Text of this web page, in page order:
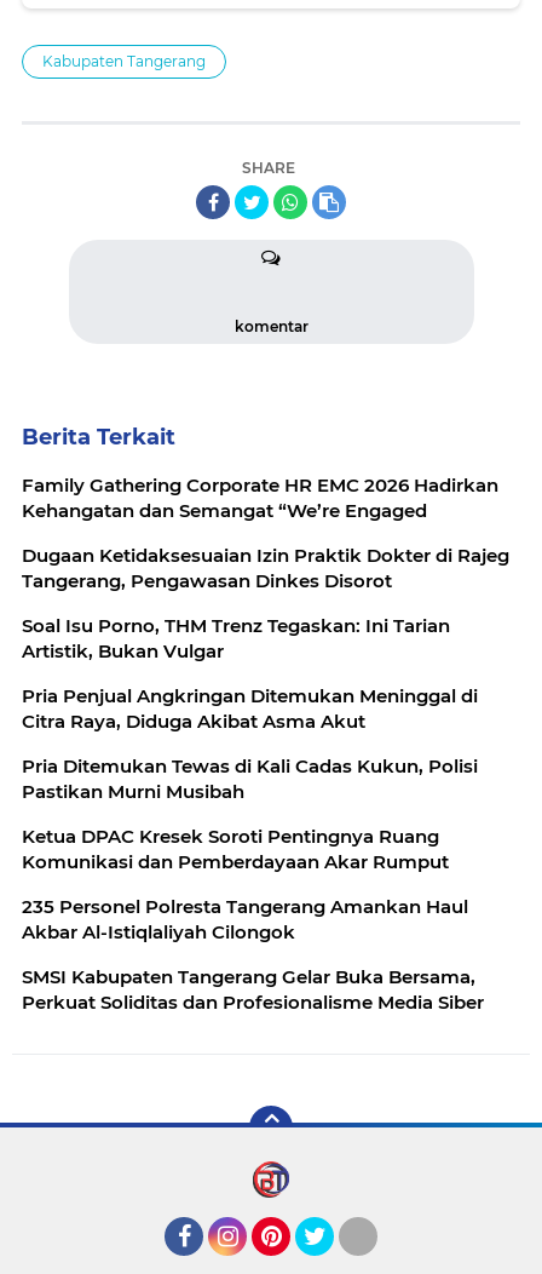
Kabupaten Tangerang
SHARE
komentar
Berita Terkait
Family Gathering Corporate HR EMC 2026 Hadirkan
Kehangatan dan Semangat “We’re Engaged
Dugaan Ketidaksesuaian Izin Praktik Dokter di Rajeg
Tangerang, Pengawasan Dinkes Disorot
Soal Isu Porno, THM Trenz Tegaskan: Ini Tarian
Artistik, Bukan Vulgar
Pria Penjual Angkringan Ditemukan Meninggal di
Citra Raya, Diduga Akibat Asma Akut
Pria Ditemukan Tewas di Kali Cadas Kukun, Polisi
Pastikan Murni Musibah
Ketua DPAC Kresek Soroti Pentingnya Ruang
Komunikasi dan Pemberdayaan Akar Rumput
235 Personel Polresta Tangerang Amankan Haul
Akbar Al-Istiqlaliyah Cilongok
SMSI Kabupaten Tangerang Gelar Buka Bersama,
Perkuat Soliditas dan Profesionalisme Media Siber